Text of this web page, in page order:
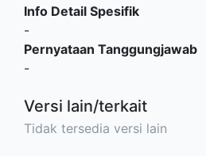
Info Detail Spesifik
-
Pernyataan Tanggungjawab
-
Versi lain/terkait
Tidak tersedia versi lain